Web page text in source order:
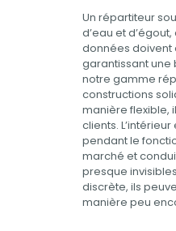
Un répartiteur
d’eau et
données doivent
garantissant une
notre gamme
constructions
manière flexible,
clients.
pendant le
marché et
presque
discrète, ils
manière peu